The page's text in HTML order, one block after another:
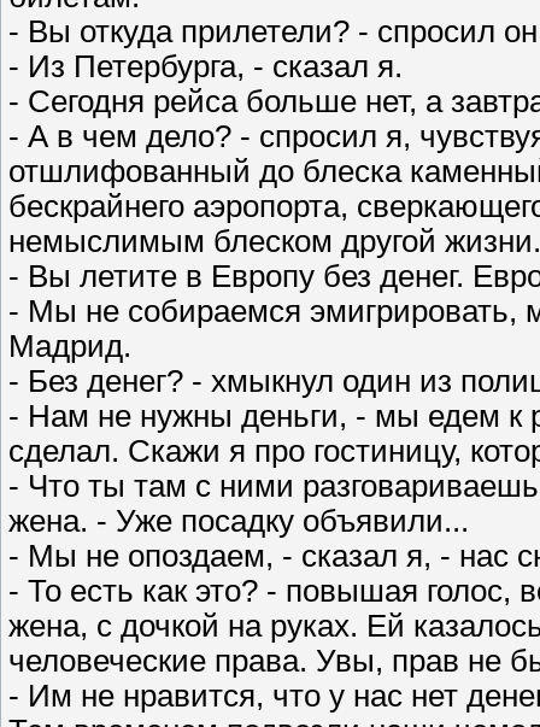
- Вы откуда прилетели? - спросил
- Из Петербурга, - сказал я.
- Сегодня рейса больше нет, а
- А в чем дело? - спросил я,
отшлифованный до блеска
бескрайнего аэропорта,
немыслимым блеском другой жизни.
- Вы летите в Европу без денег.
- Мы не собираемся эмигрировать,
Мадрид.
- Без денег? - хмыкнул один из
- Нам не нужны деньги, - мы едем к
сделал. Скажи я про гостиницу,
- Что ты там с ними
жена. - Уже посадку объявили...
- Мы не опоздаем, - сказал я, - нас
- То есть как это? - повышая голос,
жена, с дочкой на руках. Ей
человеческие права. Увы, прав не
- Им не нравится, что у нас нет